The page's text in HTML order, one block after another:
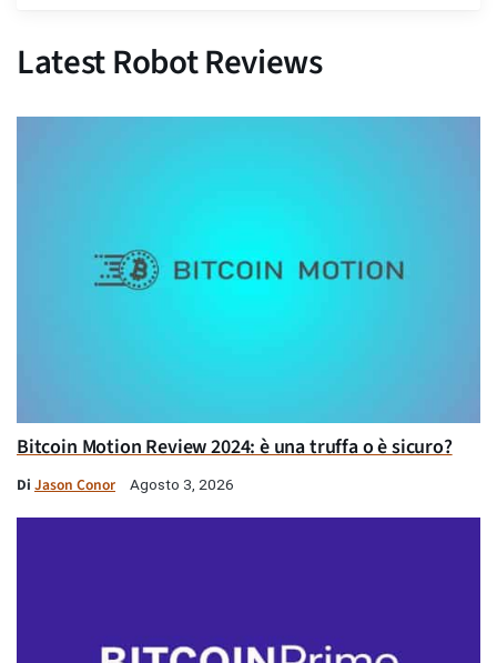
Latest Robot Reviews
Bitcoin Motion Review 2024: è una truffa o è sicuro?
Di Jason Conor Agosto 3, 2026